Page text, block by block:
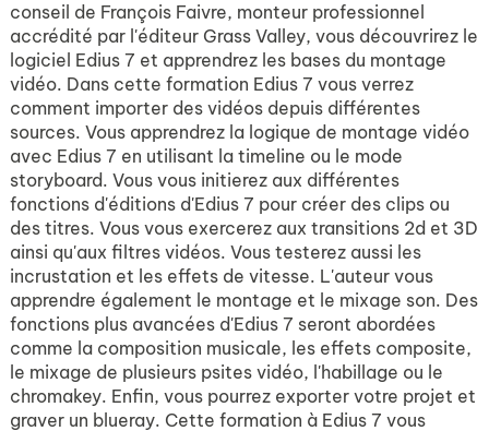
conseil de François Faivre, monteur professionnel
accrédité par l'éditeur Grass Valley, vous découvrirez le
logiciel Edius 7 et apprendrez les bases du montage
vidéo. Dans cette formation Edius 7 vous verrez
comment importer des vidéos depuis différentes
sources. Vous apprendrez la logique de montage vidéo
avec Edius 7 en utilisant la timeline ou le mode
storyboard. Vous vous initierez aux différentes
fonctions d'éditions d'Edius 7 pour créer des clips ou
des titres. Vous vous exercerez aux transitions 2d et 3D
ainsi qu'aux filtres vidéos. Vous testerez aussi les
incrustation et les effets de vitesse. L'auteur vous
apprendre également le montage et le mixage son. Des
fonctions plus avancées d'Edius 7 seront abordées
comme la composition musicale, les effets composite,
le mixage de plusieurs psites vidéo, l'habillage ou le
chromakey. Enfin, vous pourrez exporter votre projet et
graver un blueray. Cette formation à Edius 7 vous